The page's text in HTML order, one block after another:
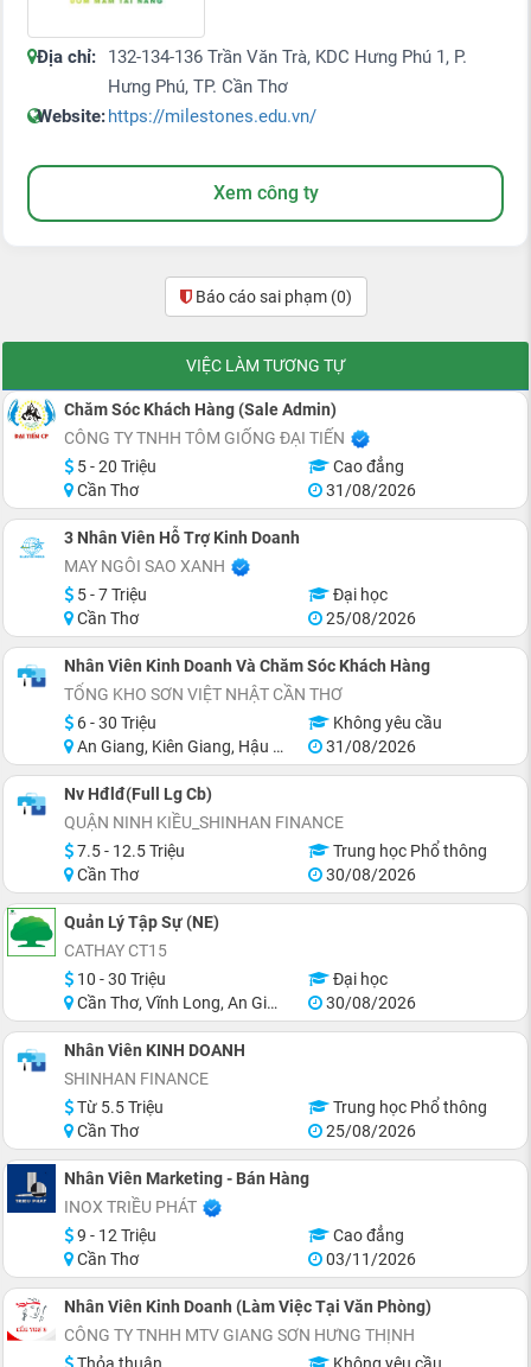
Địa chỉ:
132-134-136 Trần Văn Trà, KDC Hưng Phú 1, P.
Hưng Phú, TP. Cần Thơ
Website:https://milestones.edu.vn/
Xem công ty
Báo cáo sai phạm (0)
VIỆC LÀM TƯƠNG TỰ
Chăm Sóc Khách Hàng (Sale Admin)
CÔNG TY TNHH TÔM GIỐNG ĐẠI TIẾN
5 - 20 Triệu
Cao đẳng
Cần Thơ
31/08/2026
3 Nhân Viên Hỗ Trợ Kinh Doanh
MAY NGÔI SAO XANH
5 - 7 Triệu
Đại học
Cần Thơ
25/08/2026
Nhân Viên Kinh Doanh Và Chăm Sóc Khách Hàng
TỔNG KHO SƠN VIỆT NHẬT CẦN THƠ
6 - 30 Triệu
Không yêu cầu
An Giang, Kiên Giang, Hậu Giang, Sóc Trăng, Bạc Liêu, Cà Mau
31/08/2026
Nv Hđlđ(Full Lg Cb)
QUẬN NINH KIỀU_SHINHAN FINANCE
7.5 - 12.5 Triệu
Trung học Phổ thông
Cần Thơ
30/08/2026
Quản Lý Tập Sự (NE)
CATHAY CT15
10 - 30 Triệu
Đại học
Cần Thơ, Vĩnh Long, An Giang, Hậu Giang, Hồ Chí Minh
30/08/2026
Nhân Viên KINH DOANH
SHINHAN FINANCE
Từ 5.5 Triệu
Trung học Phổ thông
Cần Thơ
25/08/2026
Nhân Viên Marketing - Bán Hàng
INOX TRIỀU PHÁT
9 - 12 Triệu
Cao đẳng
Cần Thơ
03/11/2026
Nhân Viên Kinh Doanh (Làm Việc Tại Văn Phòng)
CÔNG TY TNHH MTV GIANG SƠN HƯNG THỊNH
Thỏa thuận
Không yêu cầu